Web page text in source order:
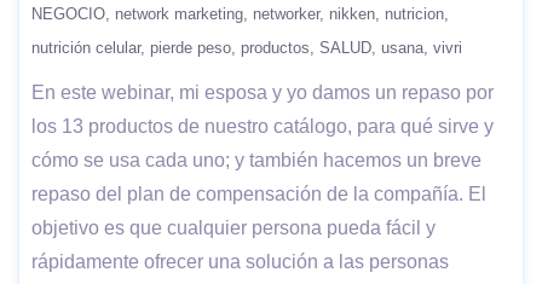
NEGOCIO network marketing networker nikken nutricion
nutrición celular pierde peso productos SALUD usana vivri
En este webinar, mi esposa y yo damos un repaso por
los 13 productos de nuestro catálogo, para qué sirve y
cómo se usa cada uno; y también hacemos un breve
repaso del plan de compensación de la compañía. El
objetivo es que cualquier persona pueda fácil y
rápidamente ofrecer una solución a las personas